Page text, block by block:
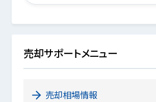
売却サポートメニュー
売却相場情報